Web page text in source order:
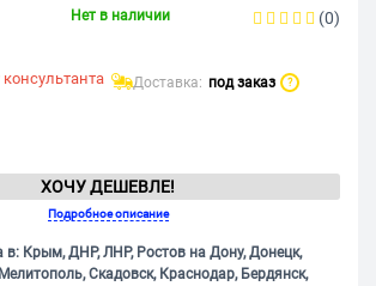
Нет в наличии (0)
консультанта Доставка: под заказ ?
ХОЧУ ДЕШЕВЛЕ!
Подробное описание
в: Крым, ДНР, ЛНР, Ростов на Дону, Донецк,
Скадовск, Краснодар, Бердянск,